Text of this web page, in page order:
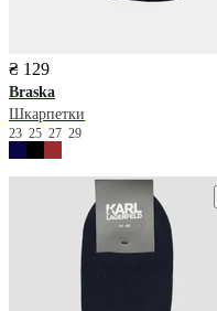
₴ 129
Braska
Шкарпетки
23 25 27 29